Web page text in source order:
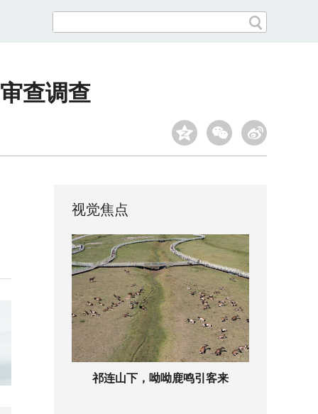
查调查
视觉焦点
祁连山下，呦呦鹿鸣引客来